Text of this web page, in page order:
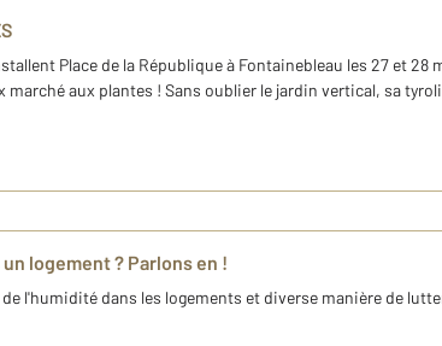
Place de la République à Fontainebleau les 27 et
marché aux plantes ! Sans oublier le jardin vertical, sa
logement ? Parlons en !
l'humidité dans les logements et diverse manière de